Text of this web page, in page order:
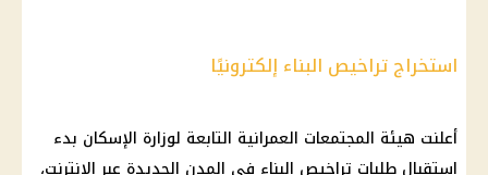
استخراج تراخيص البناء إلكترونيًا
أعلنت هيئة المجتمعات العمرانية التابعة لوزارة الإسكان بدء
استقبال طلبات تراخيص البناء في المدن الجديدة عبر الإنترنت،